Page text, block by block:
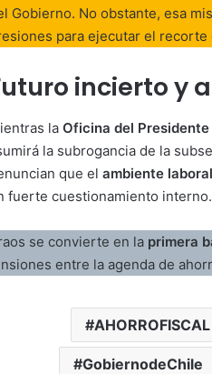
Gobierno. No obstante, esa
para ejecutar el recorte
incierto y
la Oficina del
la subrogancia de la
que el ambiente
fuerte cuestionamiento interno.
se convierte en la primera
entre la agenda de
AHORROFISCAL
GobiernodeChile